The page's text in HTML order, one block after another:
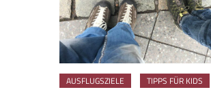
AUSFLUGSZIELE TIPPS FÜR KIDS